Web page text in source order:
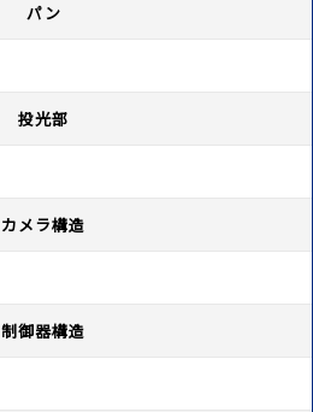
パン
投光部
カメラ構造
制御器構造